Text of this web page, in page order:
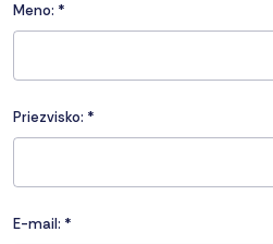
Meno: *
Priezvisko: *
E-mail: *